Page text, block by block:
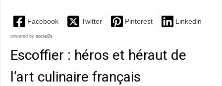
Facebook Twitter Pinterest Linkedin
powered by social2s
Escoffier : héros et héraut de
l’art culinaire français